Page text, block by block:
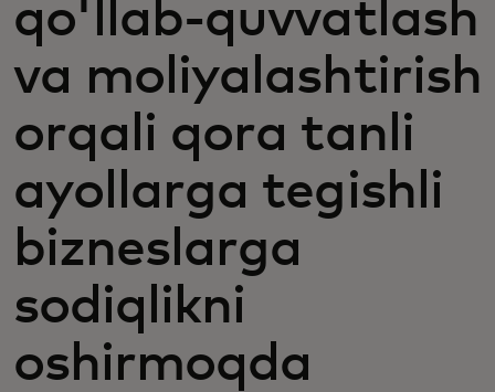
qo'llab-quvvatlash
va moliyalashtirish
orqali qora tanli
ayollarga tegishli
bizneslarga
sodiqlikni
oshirmoqda